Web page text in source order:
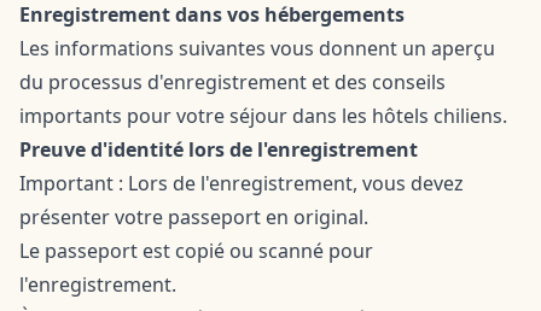
Enregistrement dans vos hébergements
Les informations suivantes vous donnent un aperçu
du processus d'enregistrement et des conseils
importants pour votre séjour dans les hôtels chiliens.
Preuve d'identité lors de l'enregistrement
Important : Lors de l'enregistrement, vous devez
présenter votre passeport en original.
Le passeport est copié ou scanné pour
l'enregistrement.